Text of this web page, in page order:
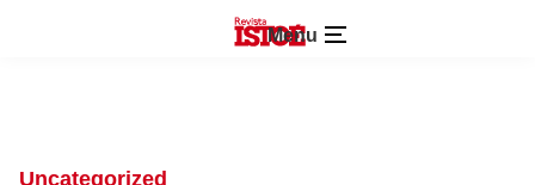
Menu
Uncategorized